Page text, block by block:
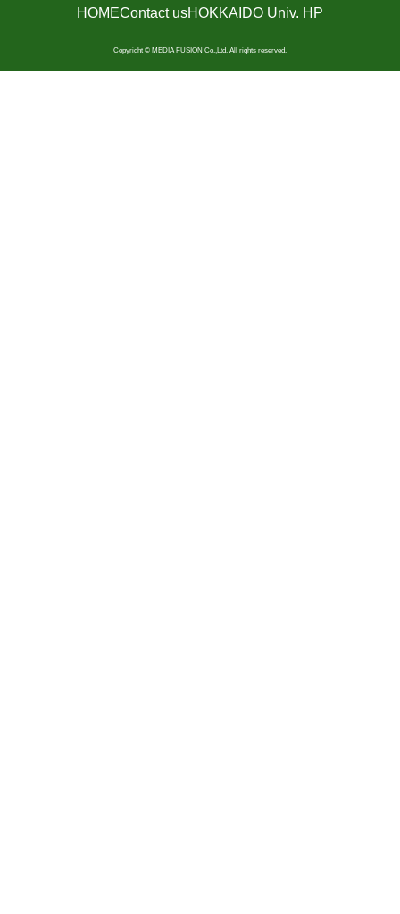
HOMEContact usHOKKAIDO Univ. HP
Copyright © MEDIA FUSION Co.,Ltd. All rights reserved.